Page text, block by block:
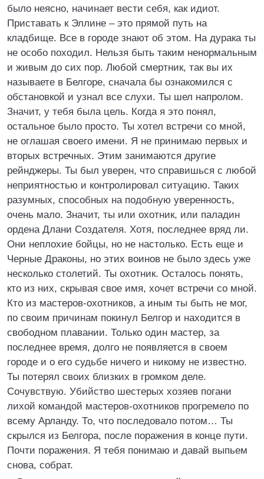
было неясно, начинает вести себя, как идиот.
Приставать к Эллине – это прямой путь на
кладбище. Все в городе знают об этом. На дурака ты
не особо походил. Нельзя быть таким ненормальным
и живым до сих пор. Любой смертник, так вы их
называете в Белгоре, сначала бы ознакомился с
обстановкой и узнал все слухи. Ты шел напролом.
Значит, у тебя была цель. Когда я это понял,
остальное было просто. Ты хотел встречи со мной,
не оглашая своего имени. Я не принимаю первых и
вторых встречных. Этим занимаются другие
рейнджеры. Ты был уверен, что справишься с любой
неприятностью и контролировал ситуацию. Таких
разумных, способных на подобную уверенность,
очень мало. Значит, ты или охотник, или паладин
ордена Длани Создателя. Хотя, последнее вряд ли.
Они неплохие бойцы, но не настолько. Есть еще и
Черные Драконы, но этих воинов не было здесь уже
несколько столетий. Ты охотник. Осталось понять,
кто из них, скрывая свое имя, хочет встречи со мной.
Кто из мастеров-охотников, а иным ты быть не мог,
по своим причинам покинул Белгор и находится в
свободном плавании. Только один мастер, за
последнее время, долго не появляется в своем
городе и о его судьбе ничего и никому не известно.
Ты потерял своих близких в громком деле.
Сочувствую. Убийство шестерых хозяев погани
лихой командой мастеров-охотников прогремело по
всему Арланду. То, что последовало потом… Ты
скрылся из Белгора, после поражения в конце пути.
Почти поражения. Я тебя понимаю и давай выпьем
снова, собрат.